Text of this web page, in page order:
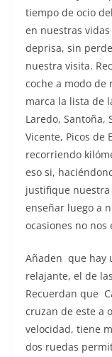
tiempo de ocio
en nuestras
deprisa, sin
nuestra visita.
coche a modo de
marca la lista de
Laredo, Santoña,
Vicente, Picos de
recorriendo
eso si,
justifique
enseñar luego a
ocasiones no
Añaden que hay
relajante, el de
Recuerdan que
cruzan de este a
velocidad, tiene
dos ruedas